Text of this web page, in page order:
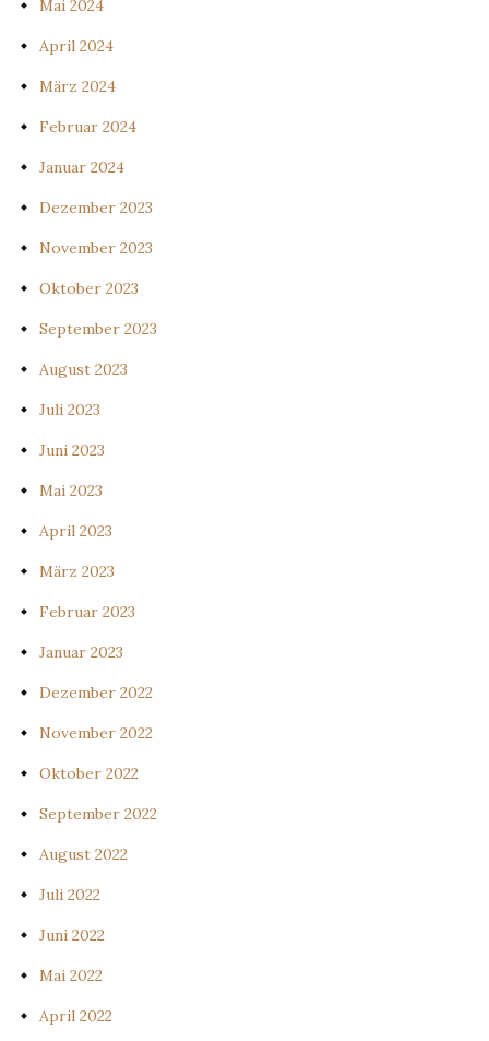
Mai 2024
April 2024
März 2024
Februar 2024
Januar 2024
Dezember 2023
November 2023
Oktober 2023
September 2023
August 2023
Juli 2023
Juni 2023
Mai 2023
April 2023
März 2023
Februar 2023
Januar 2023
Dezember 2022
November 2022
Oktober 2022
September 2022
August 2022
Juli 2022
Juni 2022
Mai 2022
April 2022